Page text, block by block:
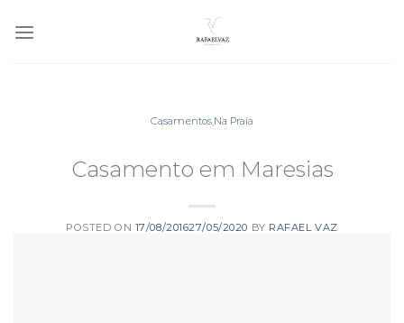
Casamentos,Na Praia
Casamento em Maresias
POSTED ON 17/08/201627/05/2020 BY RAFAEL VAZ